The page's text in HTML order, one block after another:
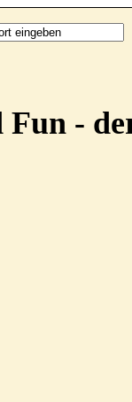
Fun -